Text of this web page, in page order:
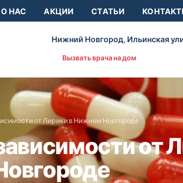
О НАС АКЦИИ СТАТЬИ
Нижний Новгород, Ильинская
Вызвать врача на дом
от Лирики в Нижнем Новгороде
от